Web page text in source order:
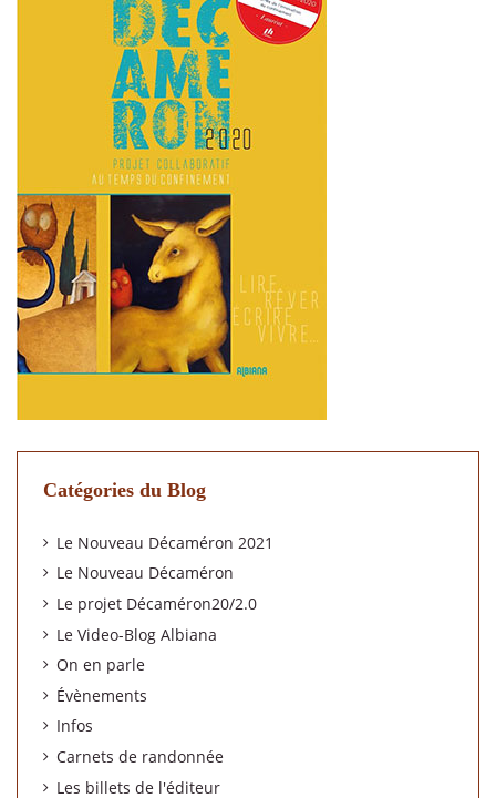
Catégories du Blog
Le Nouveau Décaméron 2021
Le Nouveau Décaméron
Le projet Décaméron20/2.0
Le Video-Blog Albiana
On en parle
Évènements
Infos
Carnets de randonnée
Les billets de l'éditeur